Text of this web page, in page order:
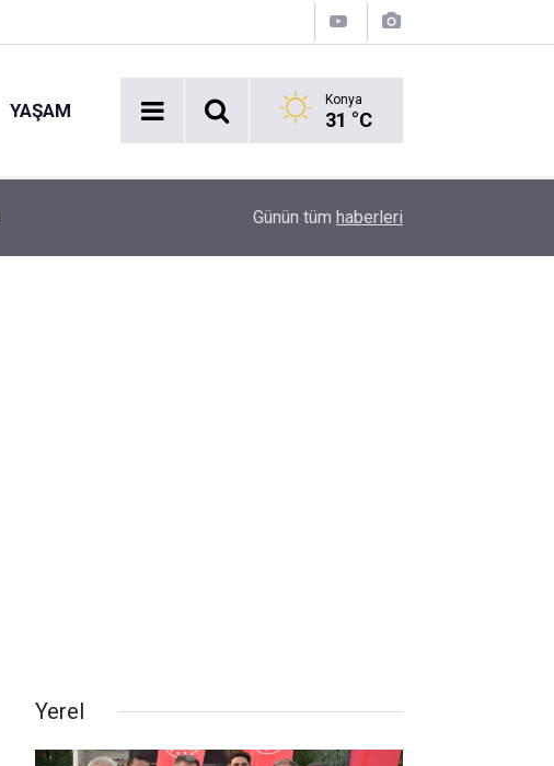
YAŞAM Konya
31 °C
Kadınhanı'ndaki feci kaza kamerada
Günün tüm haberleri
Yerel